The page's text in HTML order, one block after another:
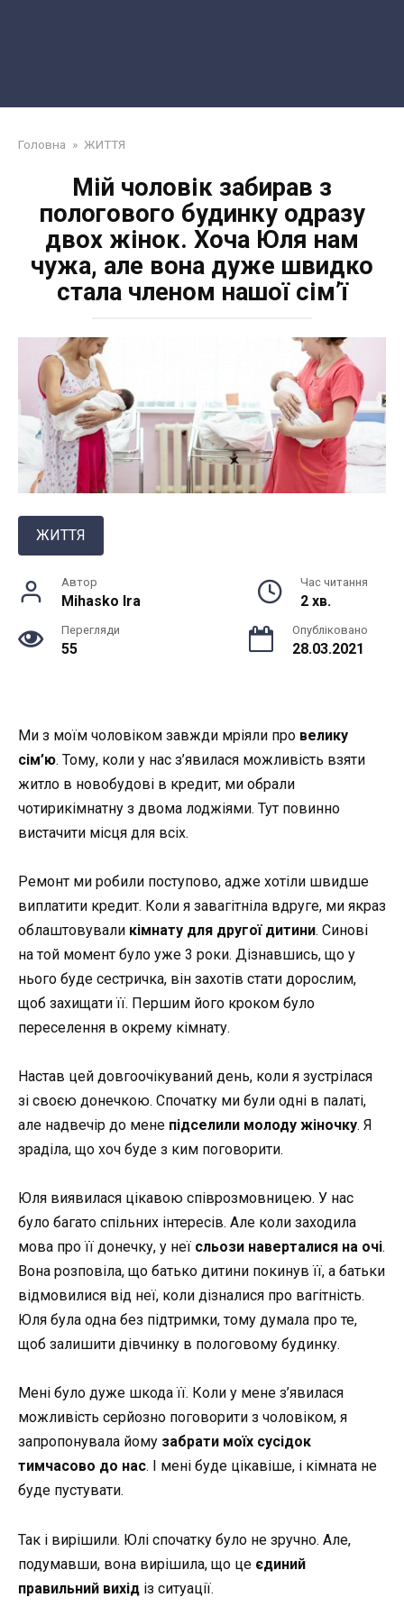
Головна » ЖИТТЯ
Мій чоловік забирав з
пологового будинку одразу
двох жінок. Хоча Юля нам
чужа, але вона дуже швидко
стала членом нашої сім’ї
ЖИТТЯ
Автор
Mihasko Ira
Час читання
2 хв.
Перегляди
55
Опубліковано
28.03.2021
Ми з моїм чоловіком завжди мріяли про велику
сім’ю. Тому, коли у нас з’явилася можливість взяти
житло в новобудові в кредит, ми обрали
чотирикімнатну з двома лоджіями. Тут повинно
вистачити місця для всіх.
Ремонт ми робили поступово, адже хотіли швидше
виплатити кредит. Коли я завагітніла вдруге, ми якраз
облаштовували кімнату для другої дитини. Синові
на той момент було уже 3 роки. Дізнавшись, що у
нього буде сестричка, він захотів стати дорослим,
щоб захищати її. Першим його кроком було
переселення в окрему кімнату.
Настав цей довгоочікуваний день, коли я зустрілася
зі своєю донечкою. Спочатку ми були одні в палаті,
але надвечір до мене підселили молоду жіночку. Я
зраділа, що хоч буде з ким поговорити.
Юля виявилася цікавою співрозмовницею. У нас
було багато спільних інтересів. Але коли заходила
мова про її донечку, у неї сльози наверталися на очі.
Вона розповіла, що батько дитини покинув її, а батьки
відмовилися від неї, коли дізналися про вагітність.
Юля була одна без підтримки, тому думала про те,
щоб залишити дівчинку в пологовому будинку.
Мені було дуже шкода її. Коли у мене з’явилася
можливість серйозно поговорити з чоловіком, я
запропонувала йому забрати моїх сусідок
тимчасово до нас. І мені буде цікавіше, і кімната не
буде пустувати.
Так і вирішили. Юлі спочатку було не зручно. Але,
подумавши, вона вирішила, що це єдиний
правильний вихід із ситуації.